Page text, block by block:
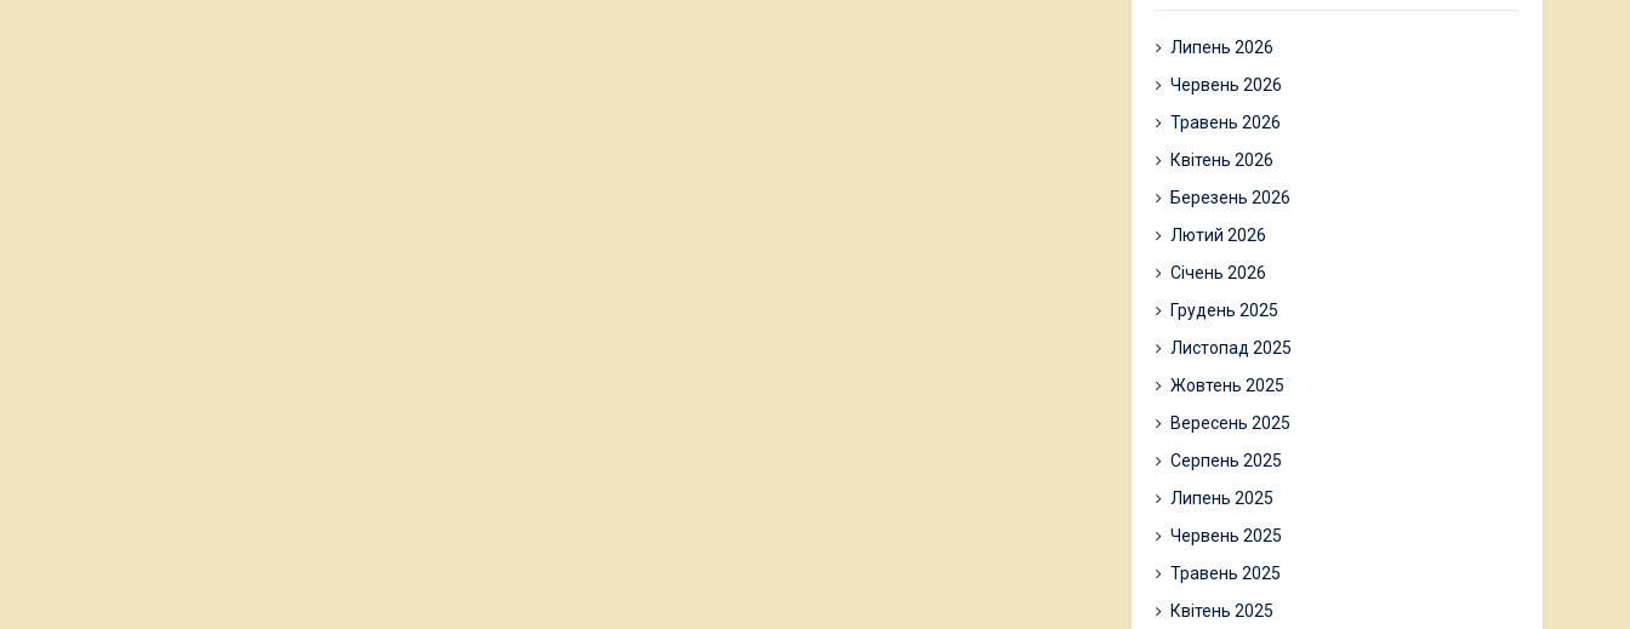
Липень 2026
Червень 2026
Травень 2026
Квітень 2026
Березень 2026
Лютий 2026
Січень 2026
Грудень 2025
Листопад 2025
Жовтень 2025
Вересень 2025
Серпень 2025
Липень 2025
Червень 2025
Травень 2025
Квітень 2025